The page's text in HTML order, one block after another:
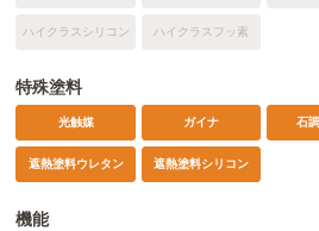
ハイクラスシリコン ハイクラスフッ素
特殊塗料
光触媒 ガイナ 石
遮熱塗料ウレタン
遮熱塗料シリコン
機能